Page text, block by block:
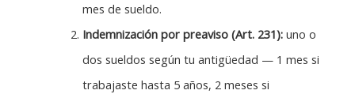
mes de sueldo.
Indemnización por preaviso (Art. 231):uno o
dos sueldos según tu antigüedad — 1 mes si
trabajaste hasta 5 años, 2 meses si